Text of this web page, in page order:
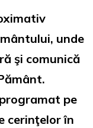
unde
şi comunică
pe
cerinţelor în